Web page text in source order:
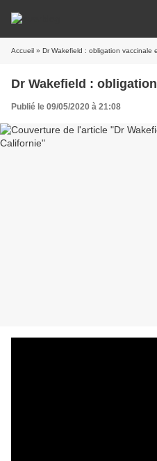
Accueil » Dr Wakefield : obligation vaccinale
Dr Wakefield :
Publié le 09/05/2020 à 21:08